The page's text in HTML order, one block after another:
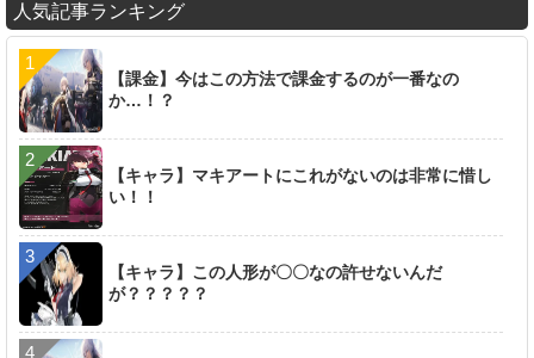
人気記事ランキング
【課金】今はこの方法で課金するのが一番なの
か…！？
【キャラ】マキアートにこれがないのは非常に惜し
い！！
【キャラ】この人形が〇〇なの許せないんだ
が？？？？？